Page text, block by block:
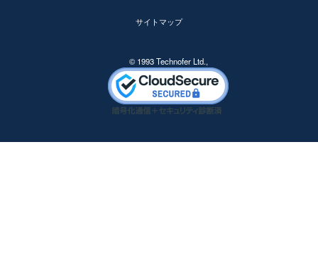
サイトマップ
© 1993 Technofer Ltd.,